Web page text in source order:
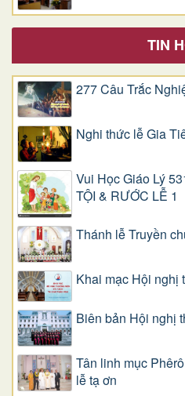
TIN
277 Câu Trắc
Nghi thức lễ Gia
Vui Học Giáo Lý
TỘI & RƯỚC LỄ 1
Thánh lễ Truyền
Khai mạc Hội nghị
Biên bản Hội nghị
Tân linh mục
lễ tạ ơn